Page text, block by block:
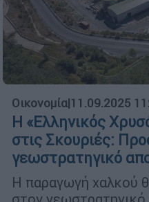
Οικονομία|11.09.2025
Η «Ελληνικός
στις Σκουριές:
γεωστρατηγικό
Η παραγωγή χαλκού